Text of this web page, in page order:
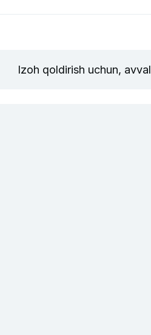
Izoh qoldirish uchun, avval